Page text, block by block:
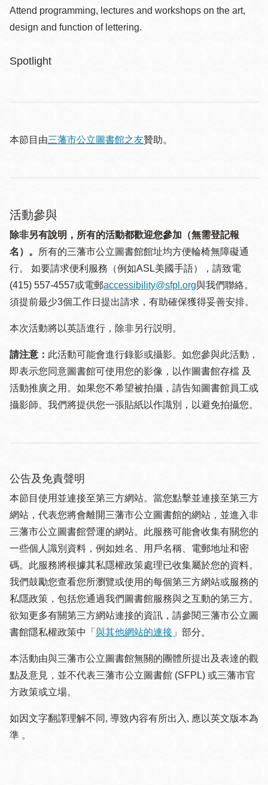
Attend programming, lectures and workshops on the art,
design and function of lettering.
Spotlight
本節目由三藩市公立圖書館之友贊助。
活動參與
除非另有說明，所有的活動都歡迎您參加（無需登記報
名）。
所有的三藩市公立圖書館館址均方便輪椅無障礙通
行。 如要請求便利服務（例如ASL美國手語），請致電
(415) 557-4557或電郵accessibility@sfpl.org與我們聯絡。
須提 前最少3個工作日提出請求，有助確保獲得妥善安排。
本次活動將以英語進行，除非另行説明。
請注意： 此活動可能會進行錄影或攝影。如您參與此活動，
即表示您同意圖書館可使用您的影像，以作圖書館存檔 及
活動推廣之用。如果您不希望被拍攝，請告知圖書館員工或
攝影師。我們將提供您一張貼紙以作識別，以避免拍攝您。
公告及免責聲明
本節目使用並連接至第三方網站。當您點擊並連接至第三方
網站，代表您將會離開三藩市公立圖書館的網站，並進入非
三藩市公立圖書館營運的網站。此服務可能會收集有關您的
一些個人識別資料，例如姓名、用戶名稱、電郵地址和密
碼。此服務將根據其私隱權政策處理已收集屬於您的資料。
我們鼓勵您查看您所瀏覽或使用的每個第三方網站或服務的
私隱政策，包括您通過我們圖書館服務與之互動的第三方。
欲知更多有關第三方網站連接的資訊，請參閱三藩市公立圖
書館隱私權政策中「 與其他網站的連接 」部分。
本活動由與三藩市公立圖書館無關的團體所提出及表達的觀
點及意見，並不代表三藩市公立圖書館 (SFPL) 或三藩市官
方政策或立場。
如因文字翻譯理解不同, 導致內容有所出入, 應以英文版本為
準 。